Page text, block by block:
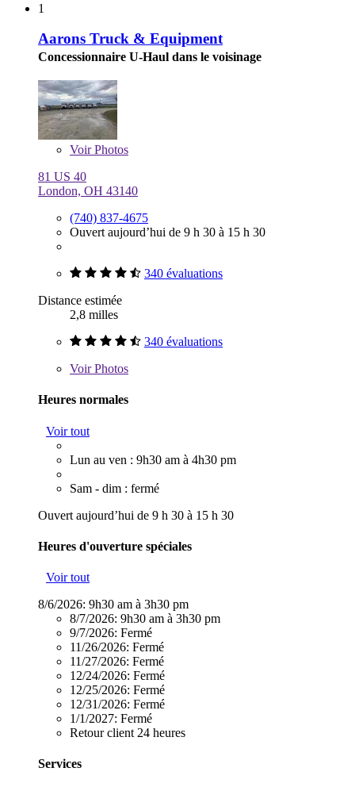
1
Aarons Truck & Equipment
Concessionnaire U-Haul dans le voisinage
VoirPhotos
81 US 40
London, OH 43140
(740) 837-4675
Ouvert aujourd’hui de 9 h 30 à 15 h 30
340 évaluations
Distance estimée
2,8 milles
340 évaluations
VoirPhotos
Heures normales
Voir tout
Lun au ven : 9h30 am à 4h30 pm
Sam - dim : fermé
Ouvert aujourd’hui de 9 h 30 à 15 h 30
Heures d'ouverture spéciales
Voir tout
8/6/2026: 9h30 am à 3h30 pm
8/7/2026: 9h30 am à 3h30 pm
9/7/2026: Fermé
11/26/2026: Fermé
11/27/2026: Fermé
12/24/2026: Fermé
12/25/2026: Fermé
12/31/2026: Fermé
1/1/2027: Fermé
Retour client 24 heures
Services